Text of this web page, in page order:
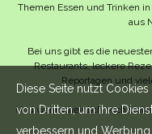
Themen Essen und Trinken
aus
Bei uns gibt es die
Restaurants, leckere
Reportagen und
Und wahrscheinlich noch viel
Diese Seite nutzt
von Dritten, um ihre
verbessern und